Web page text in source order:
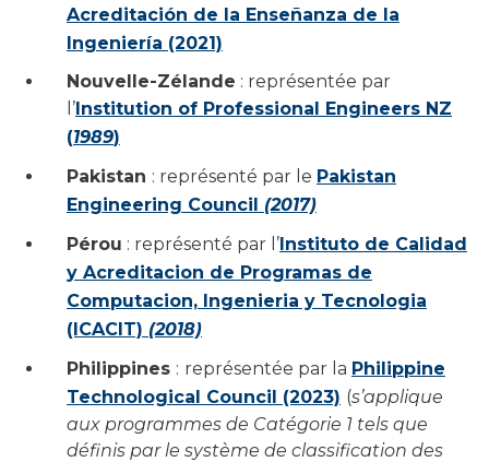
Acreditación de la Enseñanza de la
Ingeniería (2021)
Nouvelle-Zélande : représentée par
l’Institution of Professional Engineers NZ
(1989)
Pakistan : représenté par le Pakistan
Engineering Council (2017)
Pérou : représenté par l’Instituto de Calidad
y Acreditacion de Programas de
Computacion, Ingenieria y Tecnologia
(ICACIT) (2018)
Philippines : représentée par la Philippine
Technological Council (2023) (s’applique
aux programmes de Catégorie 1 tels que
définis par le système de classification des